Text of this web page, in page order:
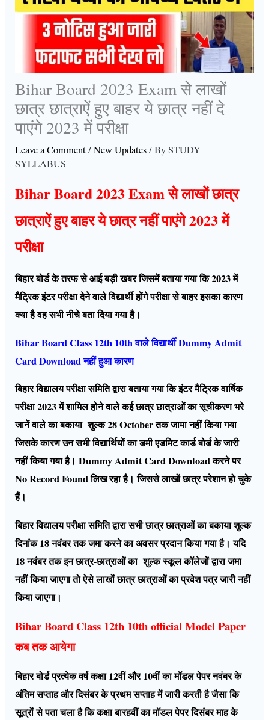
Bihar Board 2023 Exam से लाखों
छात्र छात्राऐं हुए बाहर ये छात्र नहीं दे
पाएंगे 2023 में परीक्षा
Leave a Comment/New Updates/ BySTUDY
SYLLABUS
Bihar Board 2023 Exam से लाखों छात्र
छात्राऐं हुए बाहर ये छात्र नहीं पाएंगे 2023 में
परीक्षा
बिहार बोर्ड के तरफ से आई बड़ी खबर जिसमें बताया गया कि 2023 में
मैट्रिक इंटर परीक्षा देने वाले विद्यार्थी होंगे परीक्षा से बाहर इसका कारण
क्या है वह सभी नीचे बता दिया गया है।
Bihar Board Class 12th 10th वाले विद्यार्थी Dummy Admit
Card Download नहीं हुआ कारण
बिहार विद्यालय परीक्षा समिति द्वारा बताया गया कि इंटर मैट्रिक वार्षिक
परीक्षा 2023 में शामिल होने वाले कई छात्र छात्राओं का सूचीकरण भरे
जानें वाले का बकाया शुल्क 28 October तक जामा नहीं किया गया
जिसके कारण उन सभी विद्यार्थियों का डमी एडमिट कार्ड बोर्ड के जारी
नहीं किया गया है। Dummy Admit Card Download करने पर
No Record Found लिख रहा है। जिससे लाखों छात्र परेशान हो चुके
हैं।
बिहार विद्यालय परीक्षा समिति द्वारा सभी छात्र छात्राओं का बकाया शुल्क
दिनांक 18 नवंबर तक जमा करने का अवसर प्रदान किया गया है। यदि
18 नवंबर तक इन छात्र-छात्राओं का शुल्क स्कूल कॉलेजों द्वारा जमा
नहीं किया जाएगा तो ऐसे लाखों छात्र छात्राओं का प्रवेश पत्र जारी नहीं
किया जाएगा।
Bihar Board Class 12th 10th official Model Paper
कब तक आयेगा
बिहार बोर्ड प्रत्येक वर्ष कक्षा 12वीं और 10वीं का मॉडल पेपर नवंबर के
अंतिम सप्ताह और दिसंबर के प्रथम सप्ताह में जारी करती है जैसा कि
सूत्रों से पता चला है कि कक्षा बारहवीं का मॉडल पेपर दिसंबर माह के